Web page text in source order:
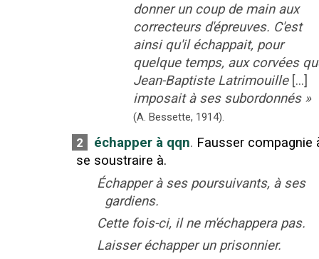
donner un coup de main aux
correcteurs d'épreuves. C'est
ainsi qu'il échappait, pour
quelque temps, aux corvées
Jean-Baptiste Latrimouille [...]
imposait à ses subordonnés »
(A. Bessette, 1914).
2 échapper à qqn. Fausser compagnie
se soustraire à.
Échapper à ses poursuivants, à ses
gardiens.
Cette fois-ci, il ne m'échappera pas.
Laisser échapper un prisonnier.